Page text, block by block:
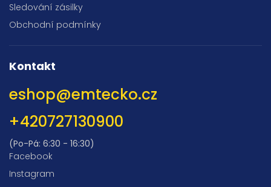
Sledování zásilky
Obchodní podmínky
Kontakt
eshop@emtecko.cz
+420727130900
(Po-Pá: 6:30 - 16:30)
Facebook
Instagram